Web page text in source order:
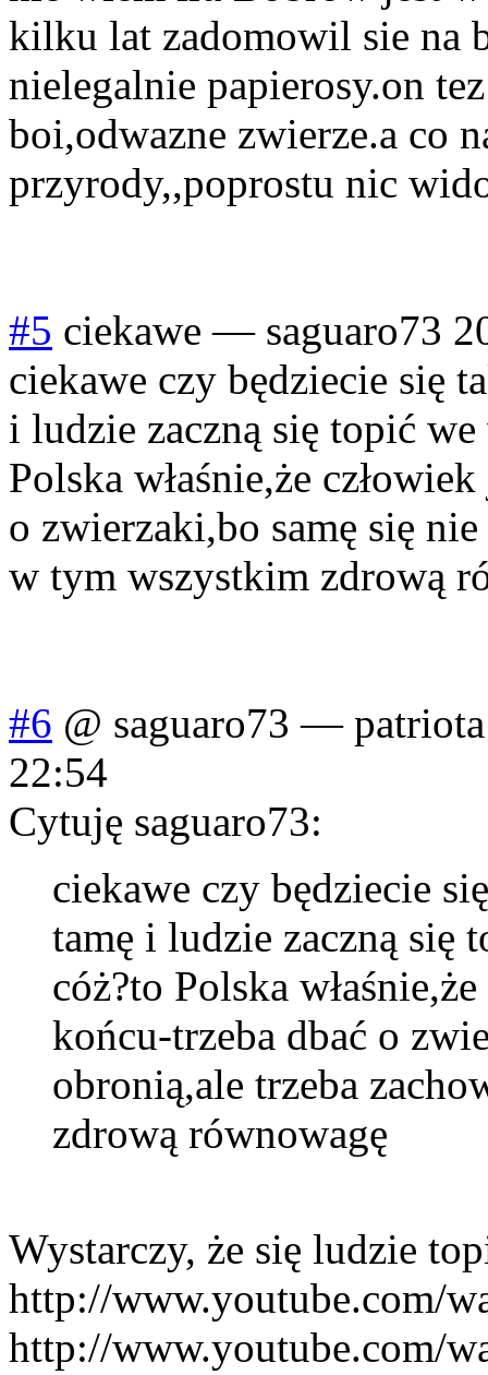
kilku lat zadomowil sie na
nielegalnie papierosy.on
boi,odwazne zwierze.a co
przyrody,,poprostu nic
#5 ciekawe — saguaro73
ciekawe czy będziecie się
i ludzie zaczną się topić we
Polska właśnie,że
o zwierzaki,bo samę się
w tym wszystkim zdrową
#6 @ saguaro73 —
22:54
Cytuję saguaro73:
ciekawe czy będziecie
tamę i ludzie zaczną się
cóż?to Polska
końcu-trzeba dbać o
obronią,ale trzeba
zdrową równowagę
Wystarczy, że się ludzie
http://www.youtube.com/
http://www.youtube.com/